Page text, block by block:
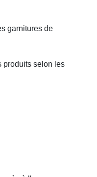
garnitures de
produits selon les